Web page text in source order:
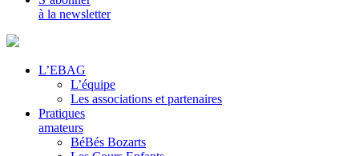
à la newsletter
L’EBAG
L’équipe
Les associations et partenaires
Pratiques
amateurs
BéBés Bozarts